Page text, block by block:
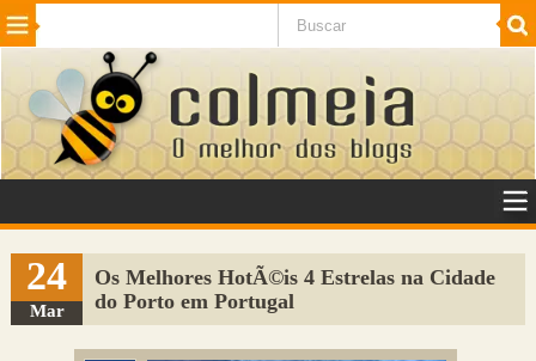
Beleza Cinema e TV
Internet Jogos NotÃ­cias SaÃºde
VeÃ­culos Adulto
Sugerir Link
Adicionar Blog
Colmeia Exchange
24
Mar
Os Melhores HotÃ©is 4 Estrelas na Cidade
do Porto em Portugal